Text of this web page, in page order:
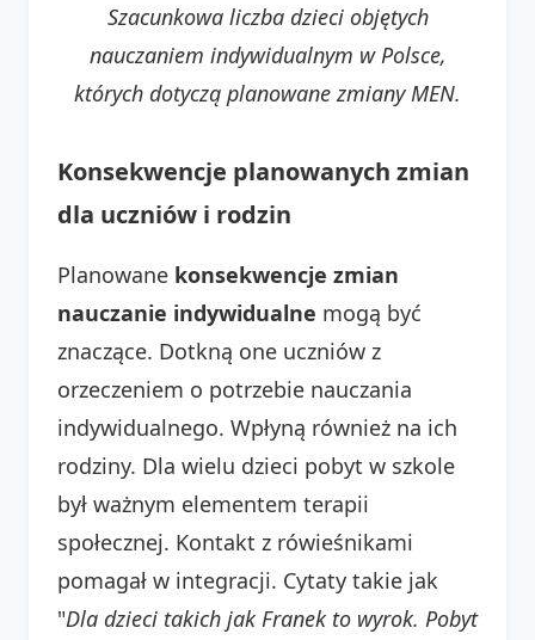
Szacunkowa liczba dzieci objętych
nauczaniem indywidualnym w Polsce,
których dotyczą planowane zmiany MEN.
Konsekwencje planowanych zmian
dla uczniów i rodzin
Planowane konsekwencje zmian
nauczanie indywidualne mogą być
znaczące. Dotkną one uczniów z
orzeczeniem o potrzebie nauczania
indywidualnego. Wpłyną również na ich
rodziny. Dla wielu dzieci pobyt w szkole
był ważnym elementem terapii
społecznej. Kontakt z rówieśnikami
pomagał w integracji. Cytaty takie jak
"Dla dzieci takich jak Franek to wyrok. Pobyt